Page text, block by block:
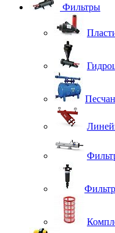
Фильтры